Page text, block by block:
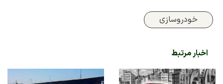
خودروسازی
اخبار مرتبط